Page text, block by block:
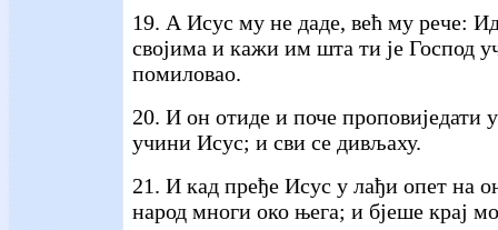
19. А Исус му не даде, већ му рече:
својима и кажи им шта ти је Господ
помиловао.
20. И он отиде и поче
учини Исус; и сви се дивљаху.
21. И кад пређе Исус у лађи опет на
народ многи око њега; и бјеше крај